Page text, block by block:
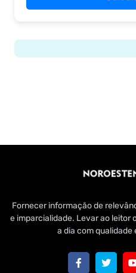
Fornecer informação de
e imparcialidade. Levar ao leitor
a dia com qualidade